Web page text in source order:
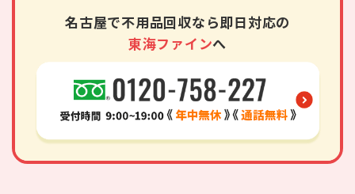
名古屋で不用品回収なら即日対応の
東海ファインへ